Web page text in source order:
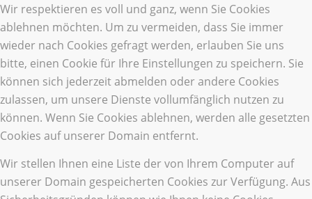
Wir respektieren es voll und ganz, wenn Sie Cookies
ablehnen möchten. Um zu vermeiden, dass Sie immer
wieder nach Cookies gefragt werden, erlauben Sie uns
bitte, einen Cookie für Ihre Einstellungen zu speichern. Sie
können sich jederzeit abmelden oder andere Cookies
zulassen, um unsere Dienste vollumfänglich nutzen zu
können. Wenn Sie Cookies ablehnen, werden alle gesetzten
Cookies auf unserer Domain entfernt.
Wir stellen Ihnen eine Liste der von Ihrem Computer auf
unserer Domain gespeicherten Cookies zur Verfügung. Aus